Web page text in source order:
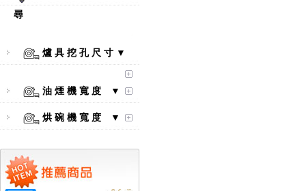
尋
爐 具 挖 孔 尺 寸 ▼
油 煙 機 寬 度 ▼
烘 碗 機 寬 度 ▼
口爐